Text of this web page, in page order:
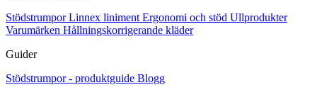
StödstrumporLinnex liniment Ergonomi och stöd Ullprodukter
Varumärken Hållningskorrigerande kläder
Guider
Stödstrumpor - produktguide Blogg